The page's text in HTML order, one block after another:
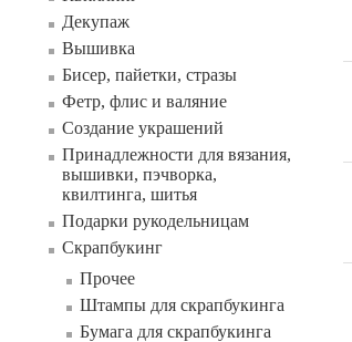
Декупаж
Вышивка
Бисер, пайетки, стразы
Фетр, флис и валяние
Создание украшений
Принадлежности для вязания,
вышивки, пэчворка,
квилтинга, шитья
Подарки рукодельницам
Скрапбукинг
Прочее
Штампы для скрапбукинга
Бумага для скрапбукинга